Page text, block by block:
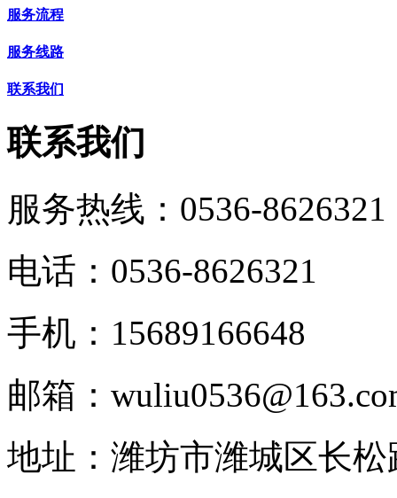
服务流程
服务线路
联系我们
联系我们
服务热线： 0536-8626321
电话：0536-8626321
手机：15689166648
邮箱：
地址：潍坊市潍城区长